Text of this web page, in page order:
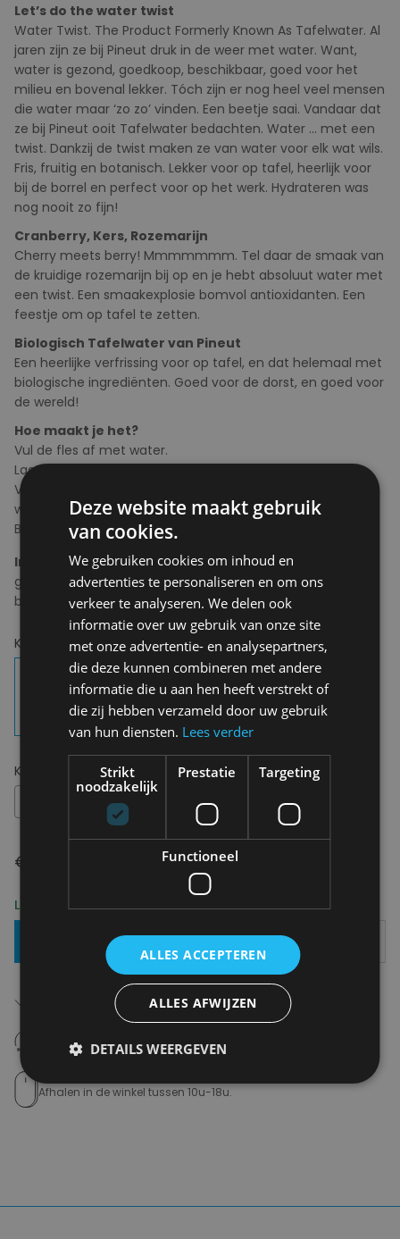
Let’s do the water twist
Water Twist. The Product Formerly Known As Tafelwater. Al
jaren zijn ze bij Pineut druk in de weer met water. Want,
water is gezond, goedkoop, beschikbaar, goed voor het
milieu en bovenal lekker. Tóch zijn er nog heel veel mensen
die water maar ‘zo zo’ vinden. Een beetje saai. Vandaar dat
ze bij Pineut ooit Tafelwater bedachten. Water … met een
twist. Dankzij de twist maken ze van water voor elk wat wils.
Fris, fruitig en botanisch. Lekker voor op tafel, heerlijk voor
bij de borrel en perfect voor op het werk. Hydrateren was
nog nooit zo fijn!
Cranberry, Kers, Rozemarijn
Cherry meets berry! Mmmmmmm. Tel daar de smaak van
de kruidige rozemarijn bij op en je hebt absoluut water met
een twist. Een smaakexplosie bomvol antioxidanten. Een
feestje om op tafel te zetten.
Biologisch Tafelwater van Pineut
Een heerlijke verfrissing voor op tafel, en dat helemaal met
biologische ingrediënten. Goed voor de dorst, en goed voor
de wereld!
Hoe maakt je het?
Vul de fles af met water.
Laat minimaal 30 minuten intrekken en serveer direct.
Vul gedurende de dag gerust nog enkele keren bij met
water. De bloemen en bergthee geven veel smaak af.
Binnen 24 uur consumeren.
Ingrediënten: Gevriesdroogde cranberry*(45%),
gevriesdroogde kers*(45%) en rozemarijn*(10%) (*=van
biologische oorsprong)
Kies uw kleur:Cranberry Kers Rozemarijn
Kies uw maat:OS
€ 14,95
Levering 2-3 Werkdagen
Toevoegen Aan Mandje
Gratis verzending in België
Nooit meer spijt van krijgen
Afhalen in de winkel tussen 10u-18u.
Deze website maakt gebruik
van cookies.
We gebruiken cookies om inhoud en
advertenties te personaliseren en om ons
verkeer te analyseren. We delen ook
informatie over uw gebruik van onze site
met onze advertentie- en analysepartners,
die deze kunnen combineren met andere
informatie die u aan hen heeft verstrekt of
die zij hebben verzameld door uw gebruik
van hun diensten. Lees verder
Strikt
noodzakelijk
Prestatie Targeting
Functioneel
ALLES ACCEPTEREN
ALLES AFWIJZEN
DETAILS WEERGEVEN